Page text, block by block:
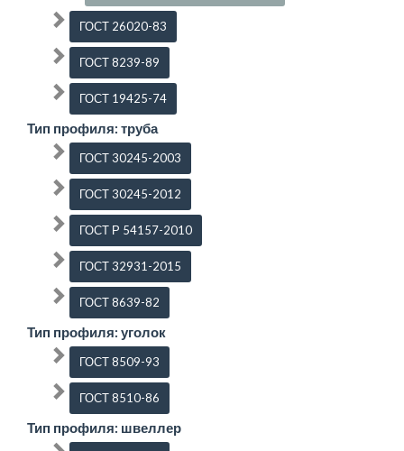
ГОСТ 26020-83
ГОСТ 8239-89
ГОСТ 19425-74
Тип профиля: труба
ГОСТ 30245-2003
ГОСТ 30245-2012
ГОСТ Р 54157-2010
ГОСТ 32931-2015
ГОСТ 8639-82
Тип профиля: уголок
ГОСТ 8509-93
ГОСТ 8510-86
Тип профиля: швеллер